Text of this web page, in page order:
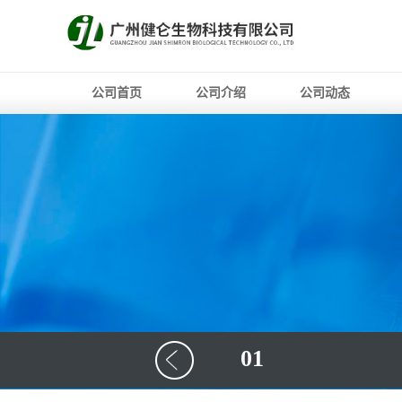
公司首页 公司介绍 公司动态
01